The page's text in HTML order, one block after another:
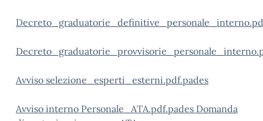
Avviso selezione_esperti_esterni.pdf.pades
Avviso interno Personale_ATA.pdf.pades Domanda